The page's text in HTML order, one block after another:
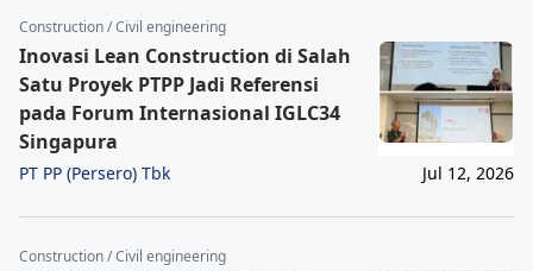
Construction / Civil engineering
Inovasi Lean Construction di Salah
Satu Proyek PTPP Jadi Referensi
pada Forum Internasional IGLC34
Singapura
PT PP (Persero) Tbk Jul 12, 2026
Construction / Civil engineering